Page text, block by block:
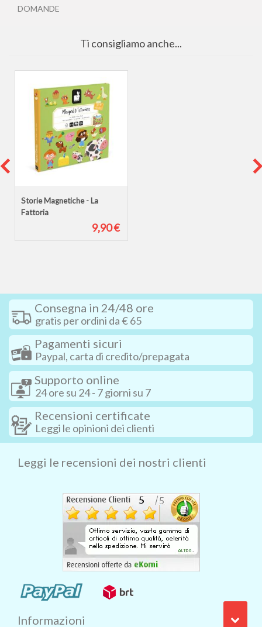
DOMANDE
Ti consigliamo anche...
Storie Magnetiche - La
Fattoria
9,90 €
Consegna in 24/48 ore
gratis per ordini da € 65
Pagamenti sicuri
Paypal, carta di credito/prepagata
Supporto online
24 ore su 24 - 7 giorni su 7
Recensioni certificate
Leggi le opinioni dei clienti
Leggi le recensioni dei nostri clienti
Informazioni